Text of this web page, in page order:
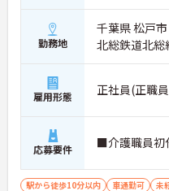
勤務地
千葉県 松戸市
北総鉄道北総
雇用形態 正社員(正職
応募要件 ■介護職員初
駅から徒歩10分以内 車通勤可 未